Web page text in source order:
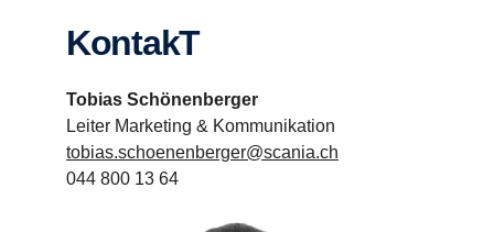
KontakT
Tobias Schönenberger
Leiter Marketing & Kommunikation
tobias.schoenenberger@scania.ch
044 800 13 64